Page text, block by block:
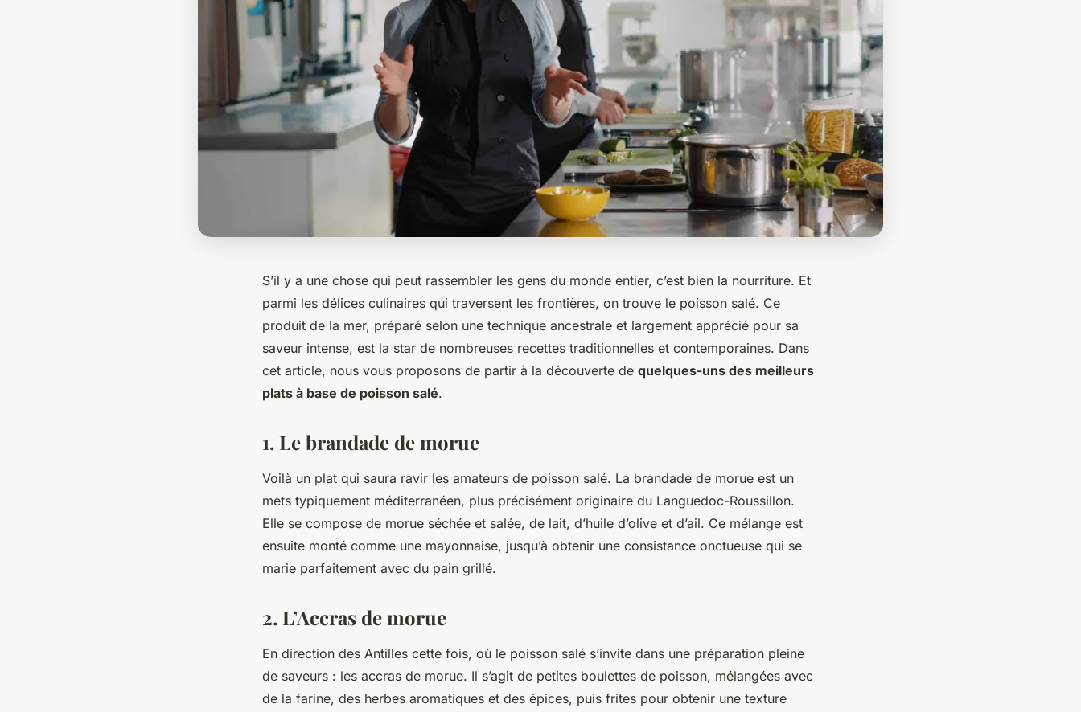
S’il y a une chose qui peut rassembler les gens du monde entier, c’est bien la nourriture. Et
parmi les délices culinaires qui traversent les frontières, on trouve le poisson salé. Ce
produit de la mer, préparé selon une technique ancestrale et largement apprécié pour sa
saveur intense, est la star de nombreuses recettes traditionnelles et contemporaines. Dans
cet article, nous vous proposons de partir à la découverte de quelques-uns des meilleurs
plats à base de poisson salé.
1. Le brandade de morue
Voilà un plat qui saura ravir les amateurs de poisson salé. La brandade de morue est un
mets typiquement méditerranéen, plus précisément originaire du Languedoc-Roussillon.
Elle se compose de morue séchée et salée, de lait, d’huile d’olive et d’ail. Ce mélange est
ensuite monté comme une mayonnaise, jusqu’à obtenir une consistance onctueuse qui se
marie parfaitement avec du pain grillé.
2. L’Accras de morue
En direction des Antilles cette fois, où le poisson salé s’invite dans une préparation pleine
de saveurs : les accras de morue. Il s’agit de petites boulettes de poisson, mélangées avec
de la farine, des herbes aromatiques et des épices, puis frites pour obtenir une texture